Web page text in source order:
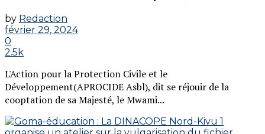
by Redaction
février 29, 2024
0
2.5k
L'Action pour la Protection Civile et le
Développement(APROCIDE Asbl), dit se réjouir de la
cooptation de sa Majesté, le Mwami...